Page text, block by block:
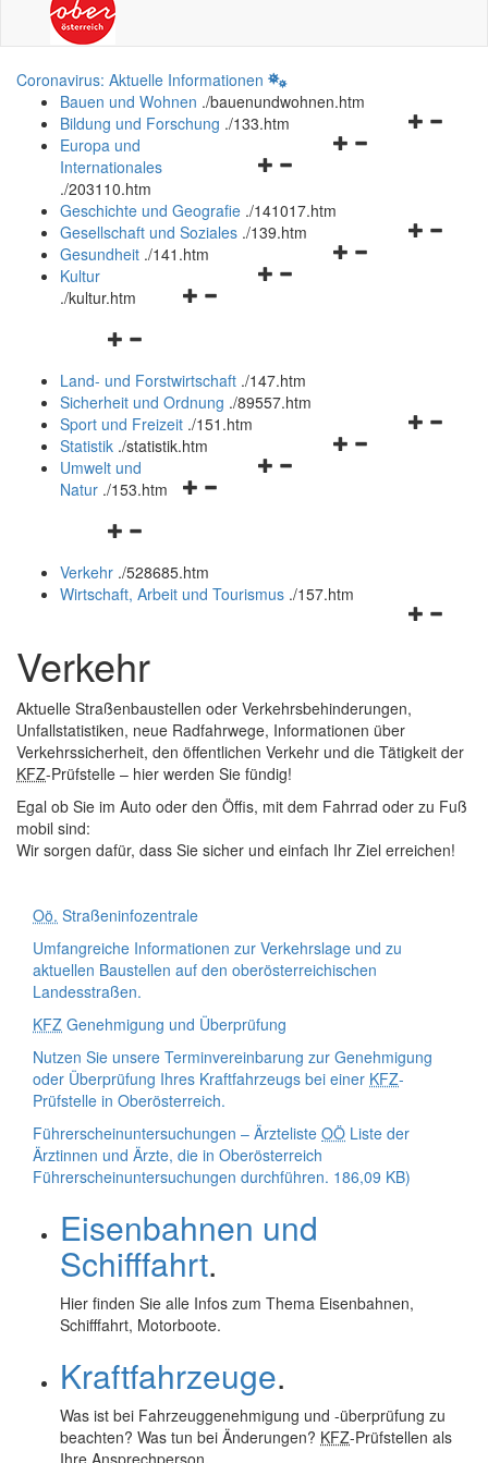
Coronavirus: Aktuelle Informationen
Bauen und Wohnen ./bauenundwohnen.htm
Navigationsmenü
schließen
Bildung und Forschung ./133.htm
Navigationsmenü
und
schließen
Europa und
Internationales
./203110.htm
Geschichte und Geografie ./141017.htm
Navigationsmenü
Gesellschaft und Soziales ./139.htm
Navigationsmenü
Gesundheit ./141.htm
Navigationsmenü
Kultur
./kultur.htm
Navigationsmenü
und
schließen
Land- und Forstwirtschaft ./147.htm
Sicherheit und Ordnung ./89557.htm
Navigationsmenü
Sport und Freizeit ./151.htm
Navigationsmenü
Statistik ./statistik.htm
Navigationsmenü
Umwelt und
Natur ./153.htm
Navigationsmenü
und
schließen
Verkehr ./528685.htm
Wirtschaft, Arbeit und Tourismus ./157.htm
Verkehr
Aktuelle Straßenbaustellen oder Verkehrsbehinderungen,
Unfallstatistiken, neue Radfahrwege, Informationen über
Verkehrssicherheit, den öffentlichen Verkehr und die Tätigkeit der
KFZ-Prüfstelle – hier werden Sie fündig!
Egal ob Sie im Auto oder den Öffis, mit dem Fahrrad oder zu Fuß
mobil sind:
Wir sorgen dafür, dass Sie sicher und einfach Ihr Ziel erreichen!
Oö. Straßeninfozentrale
Umfangreiche Informationen zur Verkehrslage und zu
aktuellen Baustellen auf den oberösterreichischen
Landesstraßen.
KFZ Genehmigung und Überprüfung
Nutzen Sie unsere Terminvereinbarung zur Genehmigung
oder Überprüfung Ihres Kraftfahrzeugs bei einer KFZ-
Prüfstelle in Oberösterreich.
Führerscheinuntersuchungen – Ärzteliste OÖ Liste der
Ärztinnen und Ärzte, die in Oberösterreich
Führerscheinuntersuchungen durchführen. 186,09 KB)
Eisenbahnen und
Schifffahrt.
Hier finden Sie alle Infos zum Thema Eisenbahnen,
Schifffahrt, Motorboote.
Kraftfahrzeuge.
Was ist bei Fahrzeuggenehmigung und -überprüfung zu
beachten? Was tun bei Änderungen? KFZ-Prüfstellen als
Ihre Ansprechperson.